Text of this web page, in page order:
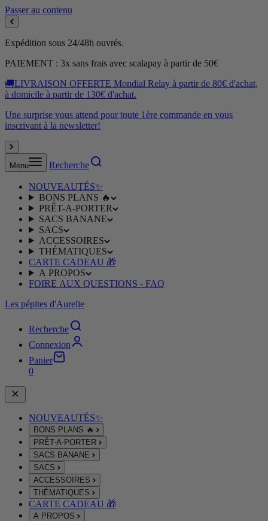
Passer au contenu
Expédition sous 24/48h ouvrés.
PAIEMENT : 3x sans frais avec scalapay à partir de 50€
🚚LIVRAISON OFFERTE Mondial Relay à partir de 80€ d'achat,
à domicile à partir de 130€ d'achat.
Une surprise vous attend pour toute 1ère commande en vous
inscrivant à la newsletter!
Menu Recherche
NOUVEAUTÉS✨
BONS PLANS 🔥
PRÊT-A-PORTER
SACS BANANE
SACS
ACCESSOIRES
THÉMATIQUES
CARTE CADEAU 🎁
A PROPOS
FOIRE AUX QUESTIONS - FAQ
Les pépites d'Aurelie
Recherche
Connexion
Panier
0
NOUVEAUTÉS✨
BONS PLANS 🔥
PRÊT-A-PORTER
SACS BANANE
SACS
ACCESSOIRES
THÉMATIQUES
CARTE CADEAU 🎁
A PROPOS